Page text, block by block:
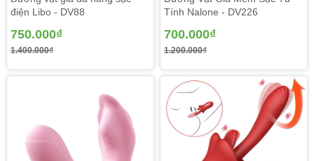
điện Libo - DV88
750.000₫
1.400.000₫
Tính Nalone - DV226
700.000₫
1.200.000₫